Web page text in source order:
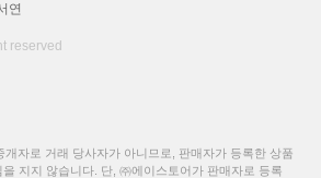
연
reserved
개자로 거래 당사자가 아니므로, 판매자가 등록한 상품
지지 않습니다. 단, ㈜에이스토어가 판매자로 등록